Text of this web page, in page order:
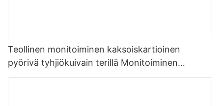
Teollinen monitoiminen kaksoiskartioinen
pyörivä tyhjiökuivain terillä Monitoiminen
kuivausyksikkö terillä